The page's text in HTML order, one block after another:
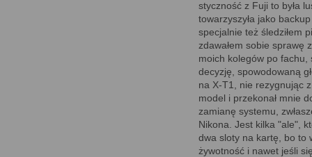
styczność z Fuji to była
towarzyszyła jako
specjalnie też śledziłem
zdawałem sobie sprawę
moich kolegów po fachu,
decyzję, spowodowaną
na X-T1, nie rezygnując
model i przekonał mnie
zamianę systemu,
Nikona. Jest kilka "ale",
dwa sloty na kartę, bo to
żywotność i nawet jeśli